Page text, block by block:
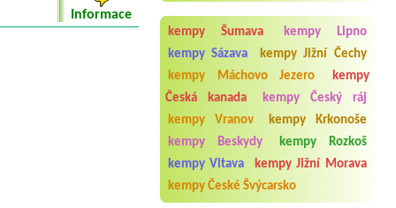
kempy Šumava
kempy Lipno
kempy Sázava
kempy Jižní Čechy
kempy Máchovo Jezero
kempy
Česká kanada
kempy Český ráj
kempy Vranov
kempy Krkonoše
kempy Beskydy
kempy Rozkoš
kempy Vltava
kempy Jižní Morava
kempy České Švýcarsko
Aneta Melicharová
Byli jsme zde v týdnu od 25.7. do 1.8.
2026. Kemp jako takový je pěkný. V
umývárně i na WC bylo vždy čisto,
doplněný papír i utěrky, což při
množství návštěvníků není
samozřejmost. V kempu je obchod a
restaurace, kebab a další občerstvení.
Informace